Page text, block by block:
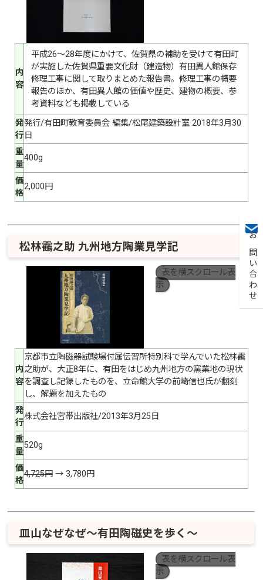
お問い合わせ
内
容
平成26～28年度にかけて、佐賀県の補助を受けて有田町
が実施した佐賀県重要文化財（建造物）有田異人館保存
修理工事に関して取りまとめた報告書。修理工事の概要
報告のほか、有田異人館の価値や歴史、建物の概要、参
考資料なども掲載している
発
行
発行/有田町教育委員会 編集/松尾建築設計室 2018年3月30
日
重
量
400g
価
格
2,000円
松林靍之助 九州地方陶業見学記
表を横スクロール表
示
内
容
京都市立陶磁器試験場付属伝習所特別科で学んでいた松林靍
之助が、大正8年に、有田をはじめ九州地方の窯業地の現状
を調査し記録したものを、立命館大学の前崎信也氏が翻刻
し、解題を加えたもの
発
行
株式会社宮帯出版社/2013年3月25日
重
量
520g
価
格
4,725円→ 3,780円
皿山なぜなぜ～有田陶磁史を歩く～
表を横スクロール表
示